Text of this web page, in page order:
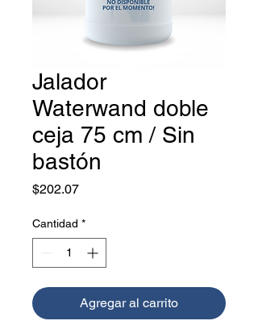
Jalador
Waterwand doble
ceja 75 cm / Sin
bastón
$202.07Precio
Cantidad *
Agregar al carrito